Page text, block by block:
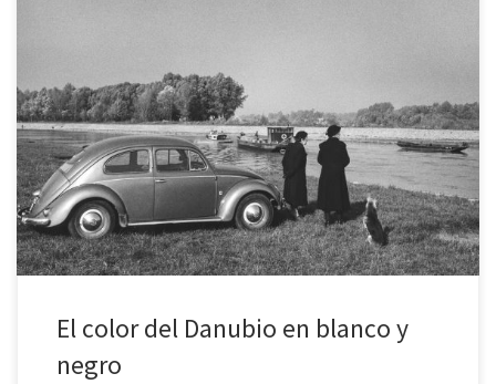
«Tras los pasos de Inge Morath. Miradas sobre el Danubio» recopila
el trabajo de la fotógrafa austriaca a mitad de los años 50 en la
ruta por el río europeo, la cual plasmó en las más de 60
fotografías que conforman la exposición. Otras 100 fotografías son
de ocho artistas […]
El color del Danubio en blanco y
negro